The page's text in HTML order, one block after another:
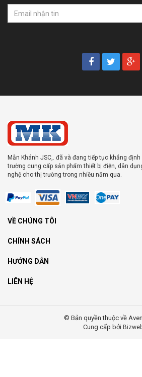
Mẫn Khánh JSC,. đã và đang tiếp tục khẳng
trường cung cấp sản phẩm thiết bị điện, dân
nghệ cho thị trường trong nhiều năm qua.
VỀ CHÚNG TÔI
CHÍNH SÁCH
HƯỚNG DẪN
LIÊN HỆ
© Bản quyền thuộc về
Cung cấp bởi